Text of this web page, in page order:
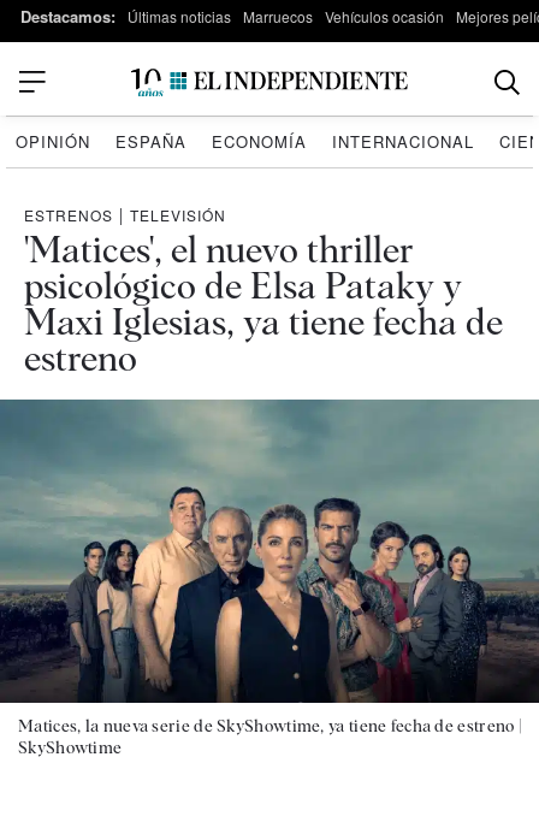
Destacamos: Últimas noticias Marruecos Vehículos ocasión Mejores
OPINIÓN ESPAÑA ECONOMÍA INTERNACIONAL
ESTRENOS | TELEVISIÓN
'Matices', el nuevo thriller
psicológico de Elsa Pataky y
Maxi Iglesias, ya tiene fecha de
estreno
Matices, la nueva serie de SkyShowtime, ya tiene fecha de estreno |
SkyShowtime